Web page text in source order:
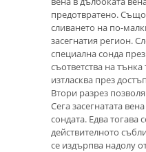
предотвратено. Също
сливането на по-
засегнатия регион.
специална сонда
съответства на
изтласква през
Втори разрез
Сега засегнатата
сондата. Едва тогава
действителното
се издърпва надолу